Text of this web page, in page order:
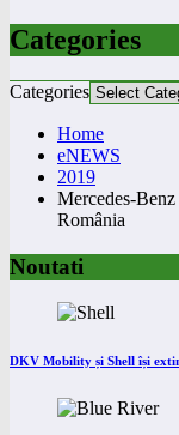
Categories
Categories
Home
eNEWS
2019
Mercedes-
România
Noutati
DKV Mobility și Shell își